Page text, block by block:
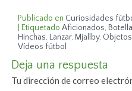
Publicado en Curiosidades
Etiquetado Aficionados,
Hinchas, Lanzar, Mjallby, Objetos
Vídeos fútbol
Deja una respuesta
Tu dirección de correo